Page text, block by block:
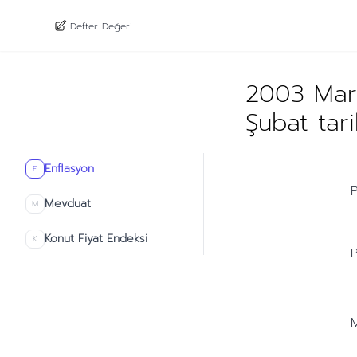
E Enflasyon
M Mevduat
K Konut Fiyat Endeksi
Defter Değeri
2003
Şubat